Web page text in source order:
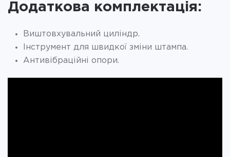
Додаткова комплектація:
Виштовхувальний циліндр.
Інструмент для швидкої зміни штампа.
Антивібраційні опори.